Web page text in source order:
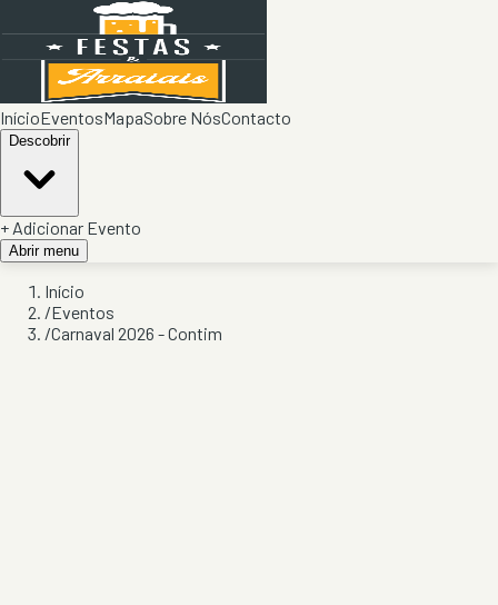
InícioEventosMapaSobre NósContacto
Descobrir
+ Adicionar Evento
Abrir menu
Início
/Eventos
/Carnaval 2026 - Contim